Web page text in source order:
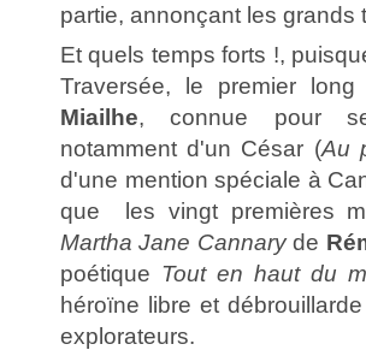
partie, annonçant les grands
Et quels temps forts !,
Traversée, le premier
Miailhe, connue pour
notamment d'un César (Au
d'une mention spéciale à
que les vingt premières
Martha Jane Cannaryde
poétique Tout en haut du
héroïne libre et
explorateurs.